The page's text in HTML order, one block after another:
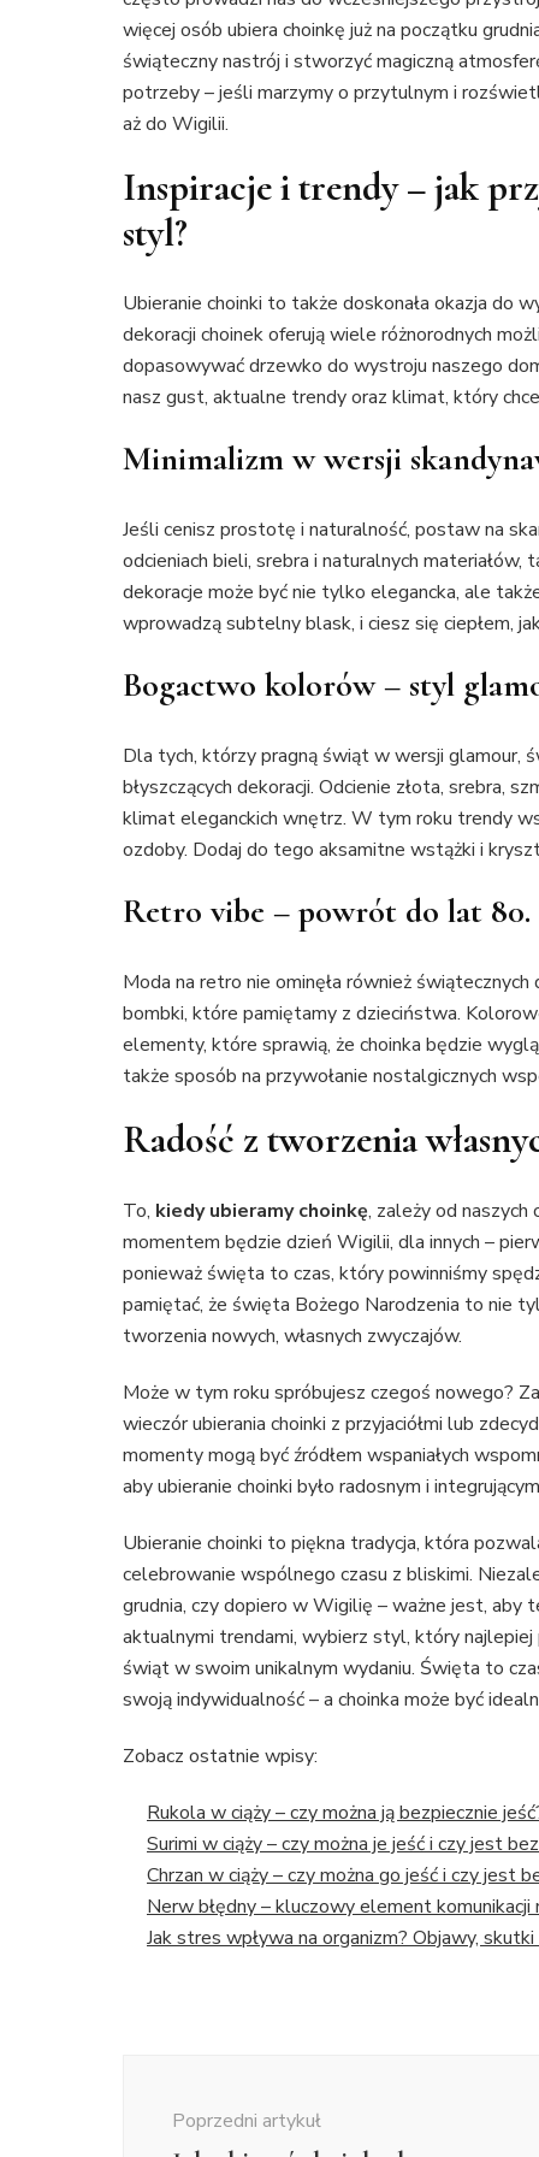
więcej osób ubiera choinkę już na początku
świąteczny nastrój i stworzyć magiczną
potrzeby – jeśli marzymy o przytulnym i
aż do Wigilii.
Inspiracje i trendy – jak
styl?
Ubieranie choinki to także doskonała okazja do
dekoracji choinek oferują wiele różnorodnych
dopasowywać drzewko do wystroju naszego
nasz gust, aktualne trendy oraz klimat, który
Minimalizm w wersji
Jeśli cenisz prostotę i naturalność, postaw na
odcieniach bieli, srebra i naturalnych
dekoracje może być nie tylko elegancka, ale
wprowadzą subtelny blask, i ciesz się ciepłem,
Bogactwo kolorów – styl
Dla tych, którzy pragną świąt w wersji glamour,
błyszczących dekoracji. Odcienie złota, srebra,
klimat eleganckich wnętrz. W tym roku trendy
ozdoby. Dodaj do tego aksamitne wstążki i
Retro vibe – powrót do lat 80.
Moda na retro nie ominęła również
bombki, które pamiętamy z dzieciństwa.
elementy, które sprawią, że choinka będzie
także sposób na przywołanie nostalgicznych
Radość z tworzenia
To, kiedy ubieramy choinkę, zależy od naszych
momentem będzie dzień Wigilii, dla innych –
ponieważ święta to czas, który powinniśmy
pamiętać, że święta Bożego Narodzenia to nie
tworzenia nowych, własnych zwyczajów.
Może w tym roku spróbujesz czegoś nowego?
wieczór ubierania choinki z przyjaciółmi lub
momenty mogą być źródłem wspaniałych
aby ubieranie choinki było radosnym i
Ubieranie choinki to piękna tradycja, która
celebrowanie wspólnego czasu z bliskimi.
grudnia, czy dopiero w Wigilię – ważne jest, aby
aktualnymi trendami, wybierz styl, który
świąt w swoim unikalnym wydaniu. Święta to
swoją indywidualność – a choinka może być
Zobacz ostatnie wpisy:
Rukola w ciąży – czy można ją bezpiecznie
Surimi w ciąży – czy można je jeść i czy jest
Chrzan w ciąży – czy można go jeść i czy jest
Nerw błędny – kluczowy element komunikacji
Jak stres wpływa na organizm? Objawy,
Poprzedni artykuł